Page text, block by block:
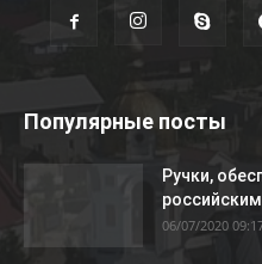
Популярные посты
Ручки,
06/07/2020